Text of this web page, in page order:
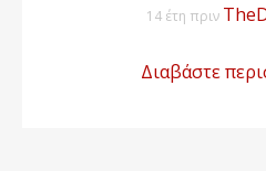
14 έτη πριν
Διαβάστε